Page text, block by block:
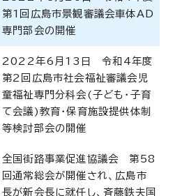
第1回広島市景観審議会車体AD
専門部会の開催
2022年6月13日 令和4年度
第2回広島市社会福祉審議会児
童福祉専門分科会(子ども・子育
て会議)教育・保育施設提供体制
等検討部会の開催
全国街路事業促進協議会 第58
回通常総会が開催され、広島市
長が新会長に就任し、斉藤鉄夫国